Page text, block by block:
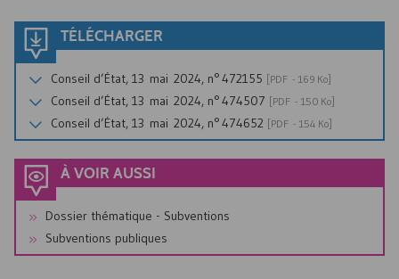
TÉLÉCHARGER
Conseil d’État, 13 mai 2024, n° 472155 [PDF - 169 Ko]
Conseil d’État, 13 mai 2024, n° 474507 [PDF - 150 Ko]
Conseil d’État, 13 mai 2024, n° 474652 [PDF - 154 Ko]
À VOIR AUSSI
Dossier thématique - Subventions
Subventions publiques